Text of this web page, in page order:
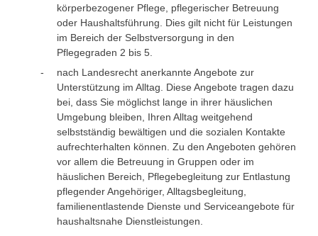
körperbezogener Pflege, pflegerischer Betreuung
oder Haushaltsführung. Dies gilt nicht für Leistungen
im Bereich der Selbstversorgung in den
Pflegegraden 2 bis 5.
nach Landesrecht anerkannte Angebote zur
Unterstützung im Alltag. Diese Angebote tragen dazu
bei, dass Sie möglichst lange in ihrer häuslichen
Umgebung bleiben, Ihren Alltag weitgehend
selbstständig bewältigen und die sozialen Kontakte
aufrechterhalten können. Zu den Angeboten gehören
vor allem die Betreuung in Gruppen oder im
häuslichen Bereich, Pflegebegleitung zur Entlastung
pflegender Angehöriger, Alltagsbegleitung,
familienentlastende Dienste und Serviceangebote für
haushaltsnahe Dienstleistungen.